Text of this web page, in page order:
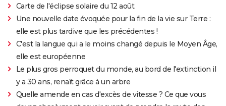
Carte de l'éclipse solaire du 12 août
Une nouvelle date évoquée pour la fin de la vie sur Terre :
elle est plus tardive que les précédentes !
C'est la langue qui a le moins changé depuis le Moyen Âge,
elle est européenne
Le plus gros perroquet du monde, au bord de l'extinction il
y a 30 ans, renaît grâce à un arbre
Quelle amende en cas d'excès de vitesse ? Ce que vous